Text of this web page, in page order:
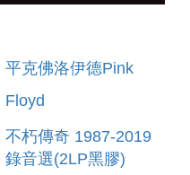
平克佛洛伊德Pink
Floyd
不朽傳奇 1987-2019
錄音選(2LP黑膠)